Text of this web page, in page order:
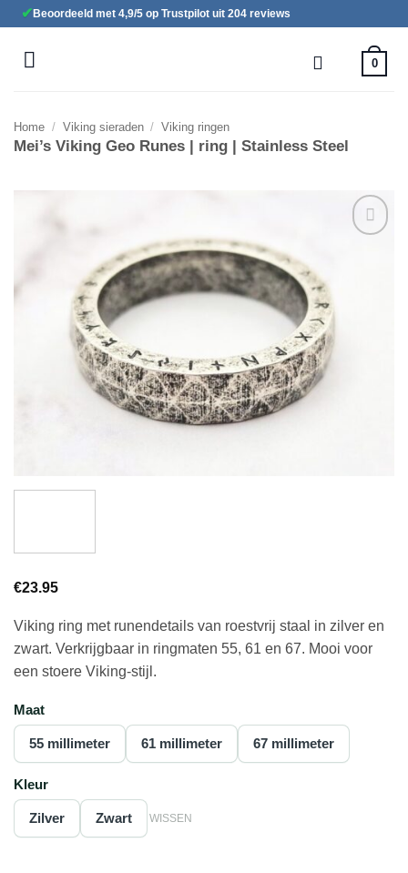
inhoud
✔ Beoordeeld met 4,9/5 op Trustpilot uit 204 reviews
0
Home / Viking sieraden / Viking ringen
Mei’s Viking Geo Runes | ring | Stainless Steel
verlanglijst
€23.95
Viking ring met runendetails van roestvrij staal in zilver en
zwart. Verkrijgbaar in ringmaten 55, 61 en 67. Mooi voor
een stoere Viking-stijl.
Maat
55 millimeter 61 millimeter 67 millimeter
Kleur
Zilver Zwart WISSEN